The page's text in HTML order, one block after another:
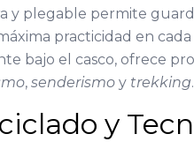
y plegable permite
practicidad en
bajo el casco, ofrece
, senderismo y trekking.
y